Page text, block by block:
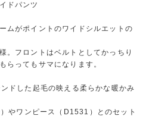
ドパンツ
ムがポイントのワイドシルエットの
。フロントはベルトとしてかっちり
らってもサマになります。
ドした起毛の映える柔らかな暖かみ
やワンピース（D1531）とのセット